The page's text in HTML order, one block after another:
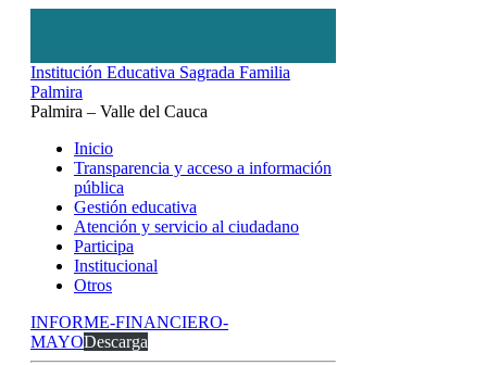
Institución Educativa Sagrada Familia
Palmira
Palmira – Valle del Cauca
Inicio
Transparencia y acceso a información
pública
Gestión educativa
Atención y servicio al ciudadano
Participa
Institucional
Otros
INFORME-FINANCIERO-
MAYODescarga